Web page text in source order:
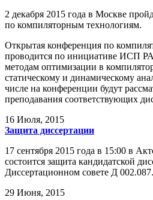
2 декабря 2015 года в Москве
по компиляторным технологиям.
Открытая конференция по
проводится по инициативе ИСП
методам оптимизации в
статическому и динамическому
числе на конференции будут
преподавания соответствующих
16 Июля, 2015
Защита диссертации
17 сентября 2015 года в 15:00 в
состоится защита кандидатской
Диссертационном совете Д
29 Июня, 2015